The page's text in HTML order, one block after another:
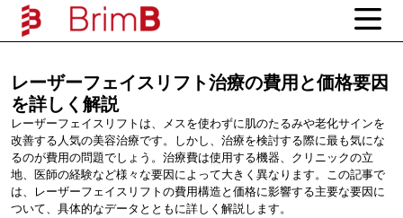
レーザーフェイスリフト治療の費用と価格要因
を詳しく解説
レーザーフェイスリフトは、メスを使わずに肌のたるみや老化サインを
改善する人気の美容治療です。しかし、治療を検討する際に最も気にな
るのが費用の問題でしょう。治療費は使用する機器、クリニックの立
地、医師の経験など様々な要因によって大きく異なります。この記事で
は、レーザーフェイスリフトの費用構造と価格に影響する主要な要因に
ついて、具体的なデータとともに詳しく解説します。